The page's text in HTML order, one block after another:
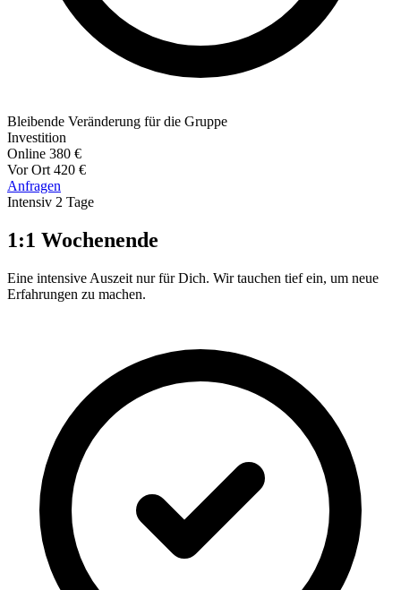
Bleibende Veränderung für die Gruppe
Investition
Online 380 €
Vor Ort 420 €
Anfragen
Intensiv 2 Tage
1:1 Wochenende
Eine intensive Auszeit nur für Dich. Wir tauchen tief ein, um neue
Erfahrungen zu machen.